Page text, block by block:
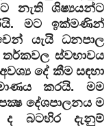
නැති ශිෂ්‍යයන්ට
මට ඉක්මණින්
යැයි ධනපාල
ස්වභාවය
දේ කීම සඳහා
කරයි. මම
දේශපාලනය ම
බටහිර දැනුම්